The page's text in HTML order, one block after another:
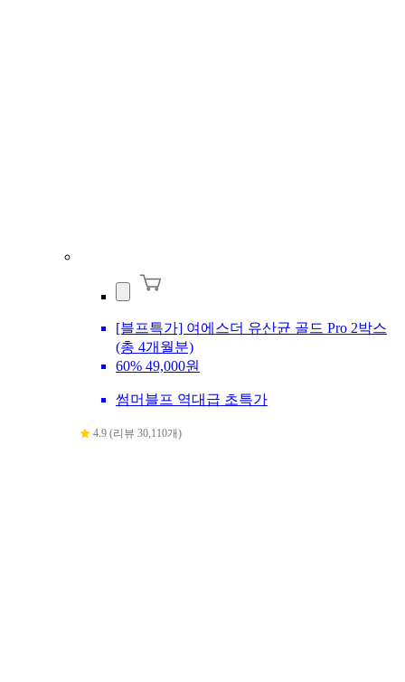
[블프특가] 여에스더 유산균 골드 Pro 2박스
(총 4개월분)
60% 49,000원
썸머블프 역대급 초특가
4.9 (리뷰 30,110개)